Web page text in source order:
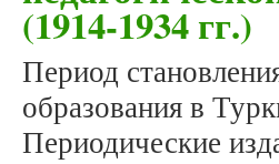
(1914-1934 гг.)
Период
образования в
Периодические